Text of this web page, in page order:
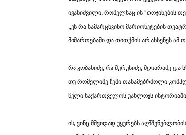
ივანიშვილი, რომელსაც ის "თოჯინების
„ეს რა სამარცხვინო მარიონეტების
მიმართებაში და თითქმის არ ახსენეს
რა კობახიძე, რა მურუსიძე, მდიარაძე და
თუ რომელიმე ჩემი თანამებრძოლი
წელი საქართველოს უახლოეს
ის, ვინც მშვიდად უყურებს